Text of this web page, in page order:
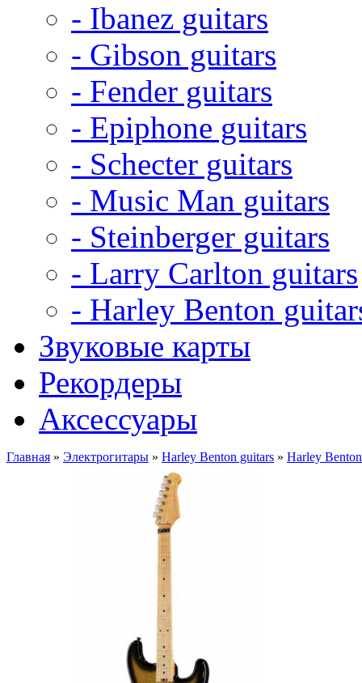
- Ibanez guitars
- Gibson guitars
- Fender guitars
- Epiphone guitars
- Schecter guitars
- Music Man guitars
- Steinberger guitars
- Larry Carlton guitars
- Harley Benton
Звуковые карты
Рекордеры
Аксессуары
Главная » Электрогитары » Harley Benton guitars » Harley